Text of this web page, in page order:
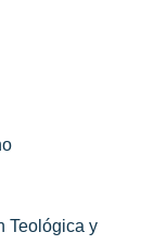
Teológica y